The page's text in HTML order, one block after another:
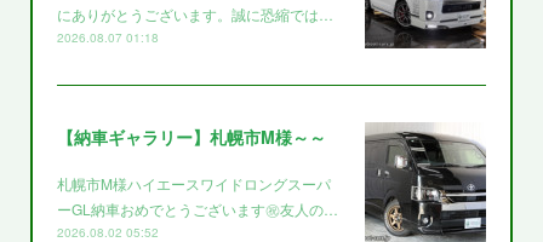
にありがとうございます。誠に恐縮では…
2026.08.07 01:18
【納車ギャラリー】札幌市M様～～
札幌市M様ハイエースワイドロングスーパ
ーGL納車おめでとうございます㊗️友人の…
2026.08.02 05:52